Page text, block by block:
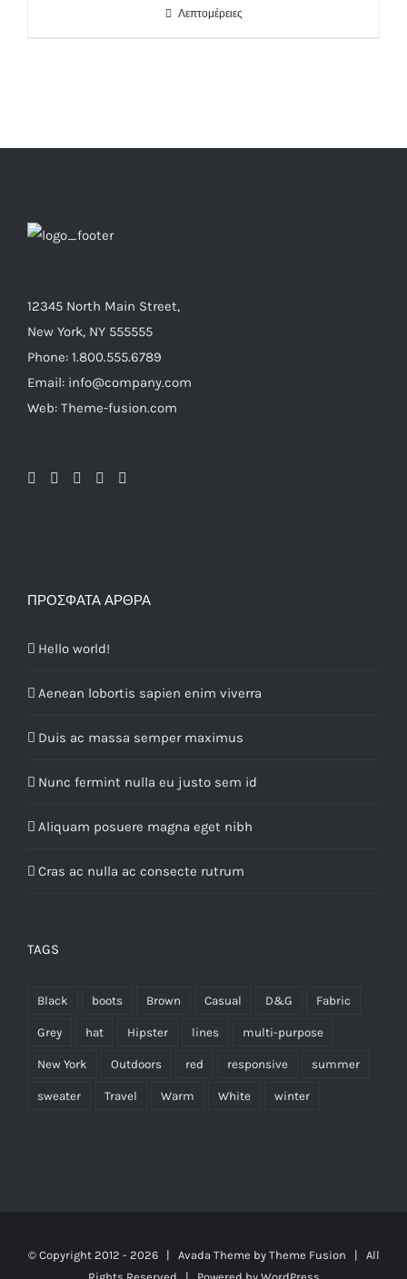
Λεπτομέρειες
12345 North Main Street,
New York, NY 555555
Phone: 1.800.555.6789
Email: info@company.com
Web: Theme-fusion.com
ΠΡΌΣΦΑΤΑ ΆΡΘΡΑ
Hello world!
Aenean lobortis sapien enim viverra
Duis ac massa semper maximus
Nunc fermint nulla eu justo sem id
Aliquam posuere magna eget nibh
Cras ac nulla ac consecte rutrum
TAGS
Black boots Brown Casual D&G Fabric
Grey hat Hipster lines multi-purpose
New York Outdoors red responsive summer
sweater Travel Warm White winter
© Copyright 2012 - 2026 | Avada Theme by Theme Fusion | All